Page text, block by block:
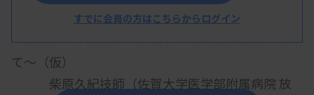
手嶋敏裕技師（済生会福岡病院）
・講演2：CTの基本 ～肝臓を中心に臨床画像を添え
て～（仮）
柴原久紀技師（佐賀大学医学部附属病院 放
すでに会員の方はこちらからログイン